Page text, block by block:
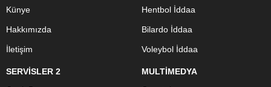
Künye
Hakkımızda
İletişim
Hentbol İddaa
Bilardo İddaa
Voleybol İddaa
SERVİSLER 2
MULTİMEDYA